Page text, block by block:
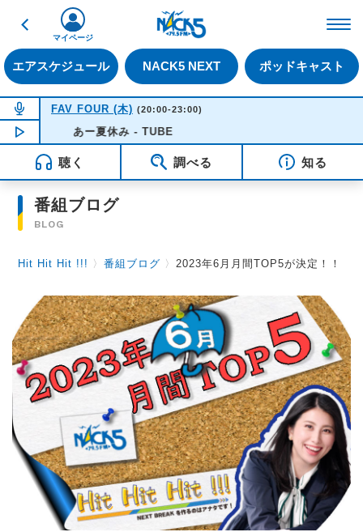
戻る
エアスケジュール NACK5 NEXT ポッドキャスト
マイページ
NOW ON AIR
FAV FOUR (木) (20:00-23:00)
NOW PLAYING20:50
あー夏休み - TUBE
聴く 調べる 知る
番組ブログ
BLOG
Hit Hit Hit !!! 〉番組ブログ 〉2023年6月月間TOP5が決定！！